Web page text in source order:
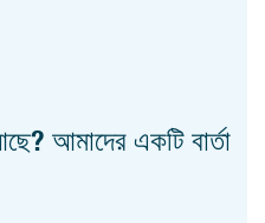
আমাদের একটি বার্তা